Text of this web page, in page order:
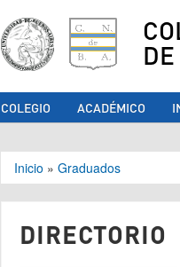
COLEGIO ACADÉMICO
Se encuentra
Inicio » Graduados
DIRECTORIO